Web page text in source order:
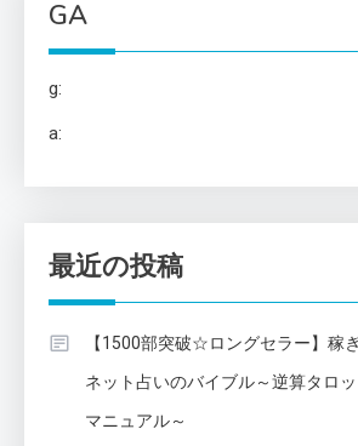
GA
g:
a:
最近の投稿
【1500部突破☆ロングセラー】稼
ネット占いのバイブル～逆算タロ
マニュアル～